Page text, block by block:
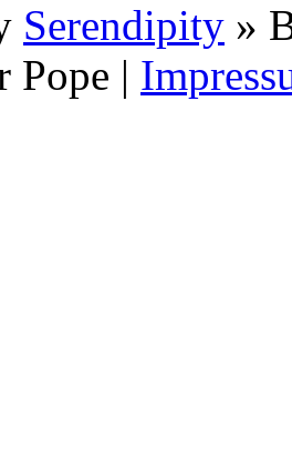
Serendipity »
Pope |